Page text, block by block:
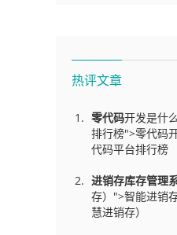
热评文章
零代码开发是什
排行榜">零代码
代码平台排行榜
进销存库存管理
存）">智能进销
慧进销存）